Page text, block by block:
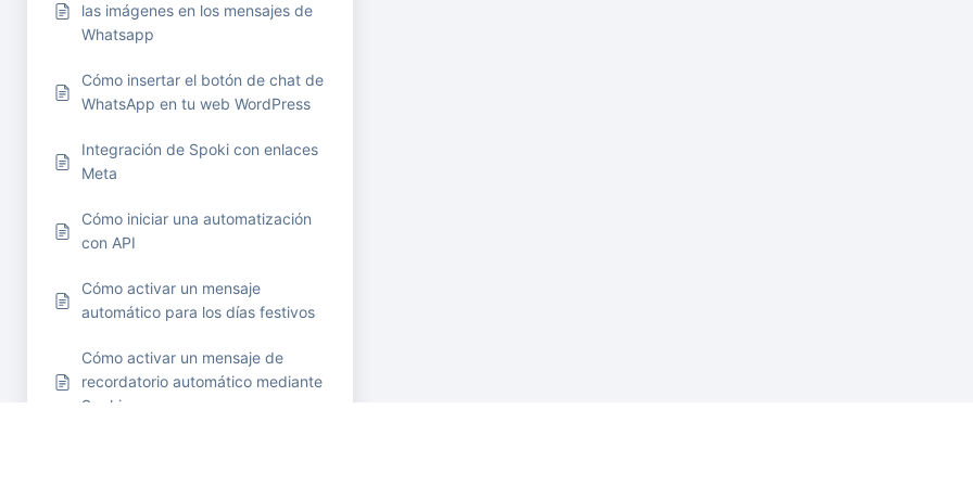
las imágenes en los mensajes de
Whatsapp
Cómo insertar el botón de chat de
WhatsApp en tu web WordPress
Integración de Spoki con enlaces
Meta
Cómo iniciar una automatización
con API
Cómo activar un mensaje
automático para los días festivos
Cómo activar un mensaje de
recordatorio automático mediante
Spoki